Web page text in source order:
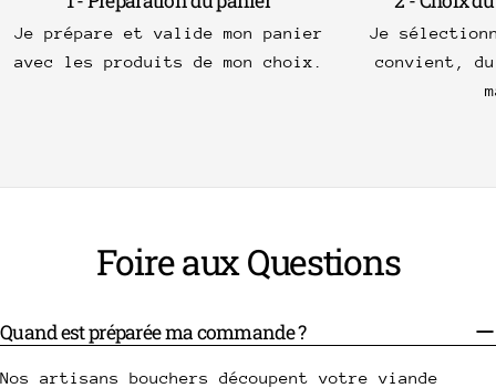
Je prépare et valide mon panier
avec les produits de mon choix.
Je
convient,
Foire aux Questions
Quand est préparée ma commande ?
Nos artisans bouchers découpent votre viande